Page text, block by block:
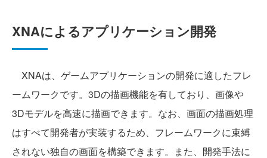
XNAによるアプリケーション開発
XNAは、ゲームアプリケーションの開発に適したフレ
ームワークです。3Dの描画機能を有しており、画像や
3Dモデルを高速に描画できます。なお、画面の描画処理
はすべて開発者が実装するため、フレームワークに束縛
されない独自の画面を構築できます。また、開発手法に